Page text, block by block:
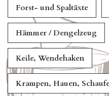
Forst- und Spaltäxte
Hämmer / Dengelzeug
Keile, Wendehaken
Krampen, Hauen,